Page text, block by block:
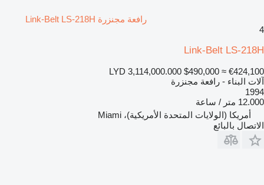
رافعة مجنزرة Link-Belt LS-218H
4
Link-Belt LS-218H
LYD 3,114,000.000 $490,000 ≈ €424,100
آلات البناء - رافعة مجنزرة
1994
12.000 متر / ساعة
أمريكا (الولايات المتحدة الأمريكية)، Miami
الاتصال بالبائع